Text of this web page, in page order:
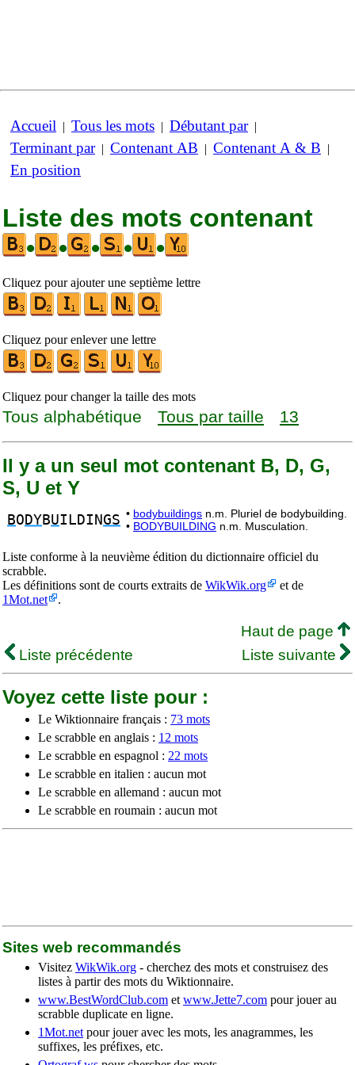
Accueil | Tous les mots | Débutant par|
Terminant par| Contenant AB | Contenant A & B |
En position
Liste des mots contenant
•
• • • •
Cliquez pour ajouter une septième lettre
Cliquez pour enlever une lettre
Cliquez pour changer la taille des mots
Tous alphabétique Tous par taille 13
Il y a un seul mot contenant B, D, G,
S, U et Y
BO DYBUILDINGS • bodybuildings n.m. Pluriel de bodybuilding.
• BODYBUILDING n.m. Musculation.
Liste conforme à la neuvième édition du dictionnaire officiel du
scrabble.
Les définitions sont de courts extraits de WikWik.org
et de
1Mot.net
.
Haut de page
Liste précédente
Liste suivante
Voyez cette liste pour :
Le Wiktionnaire français : 73 mots
Le scrabble en anglais : 12 mots
Le scrabble en espagnol : 22 mots
Le scrabble en italien : aucun mot
Le scrabble en allemand : aucun mot
Le scrabble en roumain : aucun mot
Sites web recommandés
Visitez WikWik.org - cherchez des mots et construisez des
listes à partir des mots du Wiktionnaire.
www.BestWordClub.com et www.Jette7.com pour jouer au
scrabble duplicate en ligne.
1Mot.net pour jouer avec les mots, les anagrammes, les
suffixes, les préfixes, etc.